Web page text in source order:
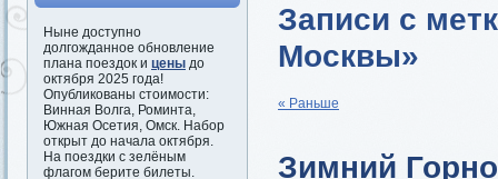
Ныне доступно
долгожданное обновление
плана поездок и цены до
октября 2025 года!
Опубликованы стоимости:
Винная Волга, Роминта,
Южная Осетия, Омск. Набор
открыт до начала октября.
На поездки с зелёным
флагом берите билеты.
Записи с
Москвы»
« Раньше
Зимний